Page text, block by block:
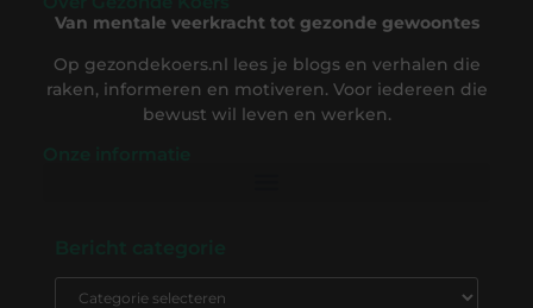
Van mentale veerkracht tot gezonde gewoontes
Op gezondekoers.nl lees je blogs en verhalen die
raken, informeren en motiveren. Voor iedereen die
bewust wil leven en werken.